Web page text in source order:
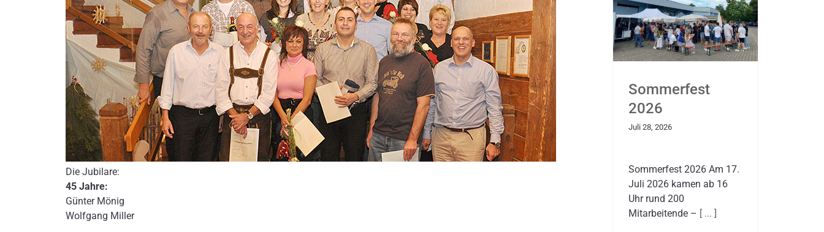
Die Jubilare:
45 Jahre:
Günter Mönig
Wolfgang Miller
Sommerfest
2026
Juli 28, 2026
Sommerfest 2026 Am 17.
Juli 2026 kamen ab 16
Uhr rund 200
Mitarbeitende – [ ... ]